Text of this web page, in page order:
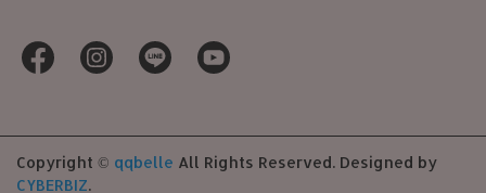
Copyright © qqbelle All Rights Reserved. Designed by
CYBERBIZ.